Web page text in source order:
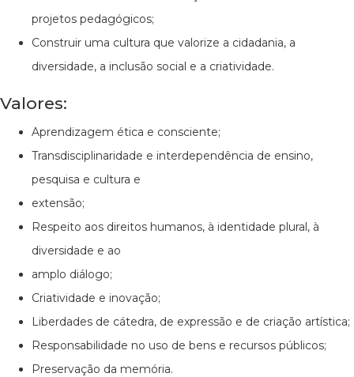
projetos pedagógicos;
Construir uma cultura que valorize a cidadania, a
diversidade, a inclusão social e a criatividade.
Valores:
Aprendizagem ética e consciente;
Transdisciplinaridade e interdependência de ensino,
pesquisa e cultura e
extensão;
Respeito aos direitos humanos, à identidade plural, à
diversidade e ao
amplo diálogo;
Criatividade e inovação;
Liberdades de cátedra, de expressão e de criação artística;
Responsabilidade no uso de bens e recursos públicos;
Preservação da memória.